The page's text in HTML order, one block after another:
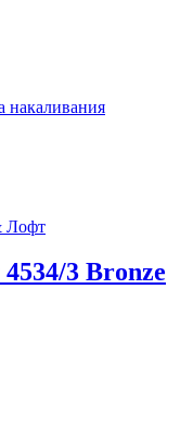
накаливания
Лофт
3 Bronze